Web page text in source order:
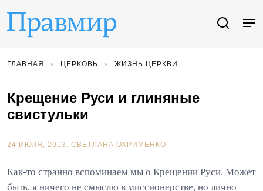
ГЛАВНАЯ ЦЕРКОВЬ ЖИЗНЬ ЦЕРКВИ
Крещение Руси и глиняные
свистульки
24 ИЮЛЯ, 2013. СВЕТЛАНА ОХРИМЕНКО
Как-то странно вспоминаем мы о Крещении Руси. Может
быть, я ничего не смыслю в миссионерстве, но лично